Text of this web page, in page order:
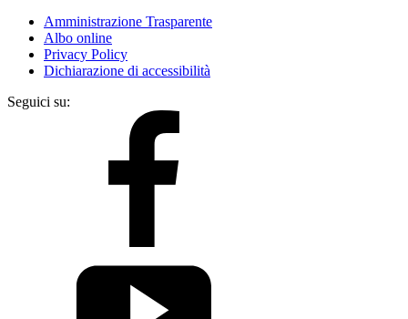
Amministrazione Trasparente
Albo online
Privacy Policy
Dichiarazione di accessibilità
Seguici su: